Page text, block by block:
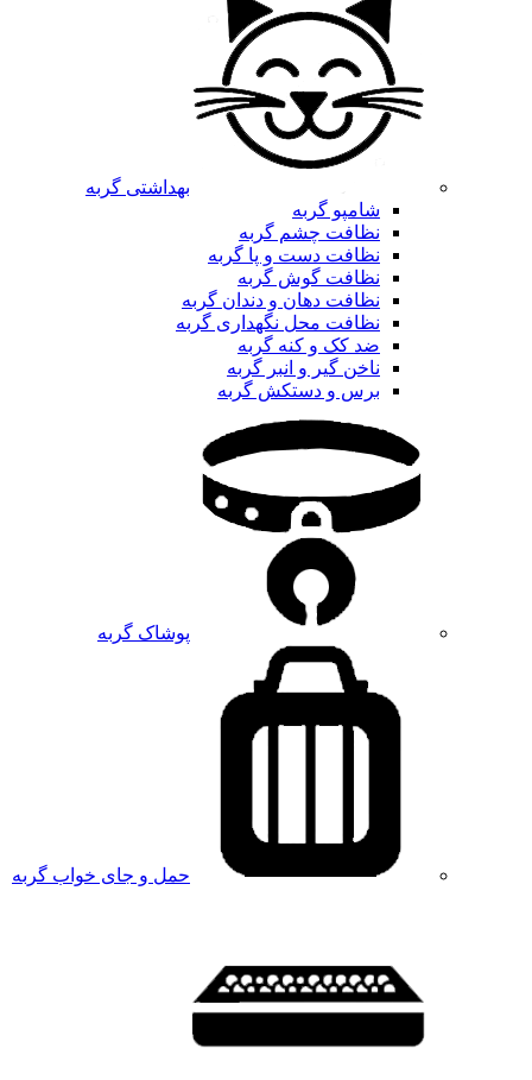
بهداشتی گربه
شامپو گربه
نظافت چشم گربه
نظافت دست و پا گربه
نظافت گوش گربه
نظافت دهان و دندان گربه
نظافت محل نگهداری گربه
ضد کک و کنه گربه
ناخن گیر و انبر گربه
برس و دستکش گربه
پوشاک گربه
حمل و جای خواب گربه